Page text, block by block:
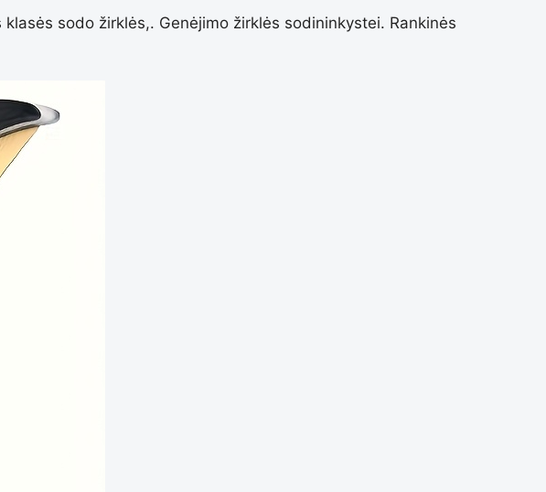
sodo žirklės,. Genėjimo žirklės sodininkystei. Rankinės